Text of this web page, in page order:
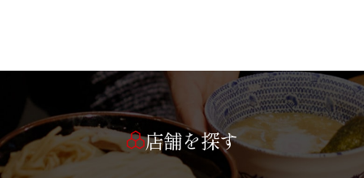
店舗を探す